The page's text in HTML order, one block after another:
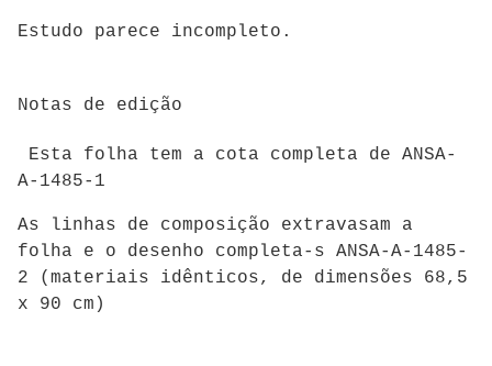
Estudo parece incompleto.
Notas de edição
Esta folha tem a cota completa de ANSA-
A-1485-1
As linhas de composição extravasam a
folha e o desenho completa-s ANSA-A-1485-
2 (materiais idênticos, de dimensões 68,5
x 90 cm)